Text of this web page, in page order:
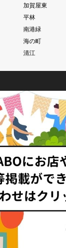
加賀屋東
平林
南港緑
海の町
清江